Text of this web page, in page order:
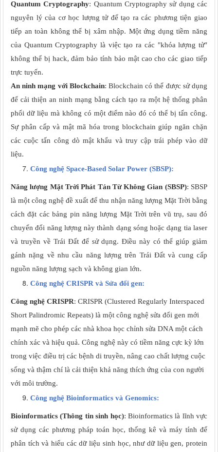
Quantum Cryptography: Quantum Cryptography sử dụng các
nguyên lý của cơ học lượng tử để tạo ra các phương tiện giao
tiếp an toàn không thể bị xâm nhập. Một ứng dụng tiềm năng
của Quantum Cryptography là việc tạo ra các "khóa lượng tử"
không thể bị hack, đảm bảo tính bảo mật cao cho các giao tiếp
trực tuyến.
An ninh mạng với Blockchain: Blockchain có thể được sử dụng
để cải thiện an ninh mạng bằng cách tạo ra một hệ thống phân
phối dữ liệu mà không có một điểm nào đó có thể bị tấn công.
Sự phân cấp và mật mã hóa trong blockchain giúp ngăn chặn
các cuộc tấn công dò mật khẩu và truy cập trái phép vào dữ
liệu.
Công nghệ Space-Based Solar Power (SBSP):
Năng lượng Mặt Trời Phát Tán Từ Không Gian (SBSP): SBSP
là một công nghệ đề xuất để thu nhận năng lượng Mặt Trời bằng
cách đặt các bảng pin năng lượng Mặt Trời trên vũ trụ, sau đó
chuyển đổi năng lượng này thành dạng sóng hoặc dạng tia laser
và truyền về Trái Đất để sử dụng. Điều này có thể giúp giảm
gánh nặng về nhu cầu năng lượng trên Trái Đất và cung cấp
nguồn năng lượng sạch và không gian lớn.
Công nghệ CRISPR và Sửa đổi gen:
Công nghệ CRISPR: CRISPR (Clustered Regularly Interspaced
Short Palindromic Repeats) là một công nghệ sửa đổi gen mới
mạnh mẽ cho phép các nhà khoa học chỉnh sửa DNA một cách
chính xác và hiệu quả. Công nghệ này có tiềm năng cực kỳ lớn
trong việc điều trị các bệnh di truyền, nâng cao chất lượng cuộc
sống và thậm chí là cải thiện khả năng thích ứng của con người
với môi trường.
Công nghệ Bioinformatics và Genomics:
Bioinformatics (Thông tin sinh học): Bioinformatics là lĩnh vực
sử dụng các phương pháp toán học, thống kê và máy tính để
phân tích và hiểu các dữ liệu sinh học, như dữ liệu gen, protein